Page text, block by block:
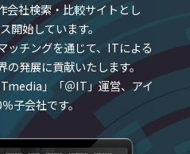
会社検索・比較サイトとし
開始しています。
ッチングを通じて、ITによる
発展に貢献いたします。
」「＠IT」運営、アイ
子会社です。